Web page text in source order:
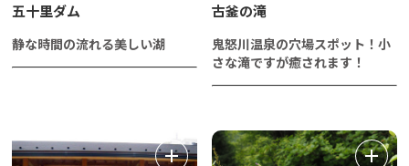
五十里ダム
静な時間の流れる美しい湖
古釜の滝
鬼怒川温泉の穴場スポット！小
さな滝ですが癒されます！